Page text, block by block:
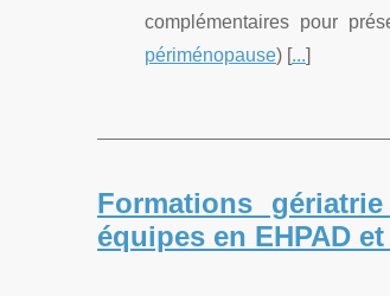
complémentaires pour
périménopause) [...]
Formations
équipes en EHPAD